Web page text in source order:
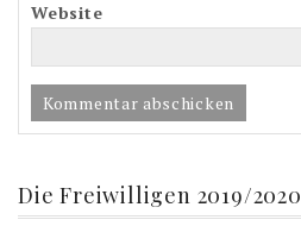
Website
Die Freiwilligen 2019/2020